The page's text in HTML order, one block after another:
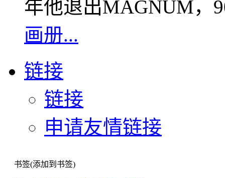
年他退出MAGNUM，
画册...
链接
链接
申请友情链接
书签(添加到书签)